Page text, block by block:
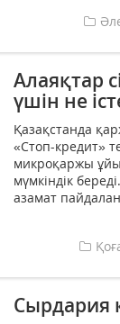
Алаяқтар
үшін не
Қазақстанда
«Стоп-кредит»
микроқаржы
мүмкіндік
азамат
Сырдария